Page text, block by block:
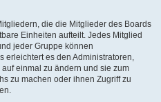
die die Mitglieder des Boards
Einheiten aufteilt. Jedes Mitglied
jeder Gruppe können
erleichtert es den Administratoren,
einmal zu ändern und sie zum
zu machen oder ihnen Zugriff zu